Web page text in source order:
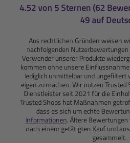
4.52 von 5 Sternen (62
49 auf
Aus rechtlichen Gründen weisen
nachfolgenden
Verwender unserer Produkte
kommen ohne unsere
lediglich unmittelbar und ungefiltert
eigen zu machen. Wir nutzen Trusted
Dienstleister seit 2021 für die
Trusted Shops hat Maßnahmen
dass es sich um echte
Informationen. Ältere
nach einem getätigten Kauf und
gesammelt.